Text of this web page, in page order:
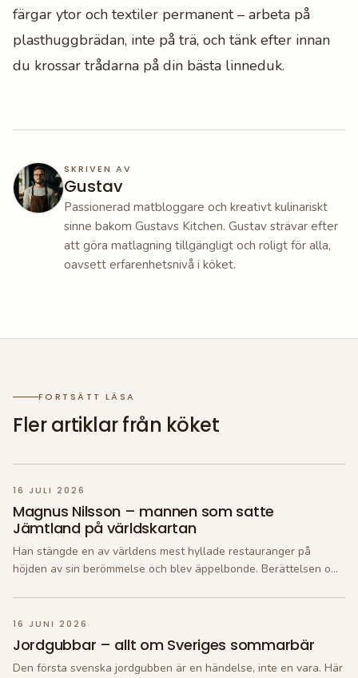
färgar ytor och textiler permanent – arbeta på
plasthuggbrädan, inte på trä, och tänk efter innan
du krossar trådarna på din bästa linneduk.
SKRIVEN AV
Gustav
Passionerad matbloggare och kreativt kulinariskt
sinne bakom Gustavs Kitchen. Gustav strävar efter
att göra matlagning tillgängligt och roligt för alla,
oavsett erfarenhetsnivå i köket.
FORTSÄTT LÄSA
Fler artiklar från köket
16 JULI 2026
Magnus Nilsson – mannen som satte
Jämtland på världskartan
Han stängde en av världens mest hyllade restauranger på
höjden av sin berömmelse och blev äppelbonde. Berättelsen om
16 JUNI 2026
Jordgubbar – allt om Sveriges sommarbär
Den första svenska jordgubben är en händelse, inte en vara. Här